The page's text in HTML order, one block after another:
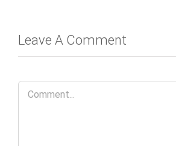
Leave A Comment
Comment